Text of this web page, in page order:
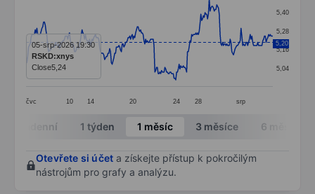
Line chart with 296 data points.
The chart has 1 X axis displaying categories.
The chart has 1 Y axis displaying values. Data
čvc 10 14 20 24 28 srp
5,04
5,16
5,28
5,40
5,20
05-srp-2026 19:30
RSKD:xnys
Close5,24
End of interactive chart.
Intradenní 1 týden 1 měsíc 3 měsíce 6 měsíců
Otevřete si účet a získejte přístup k pokročilým
nástrojům pro grafy a analýzu.